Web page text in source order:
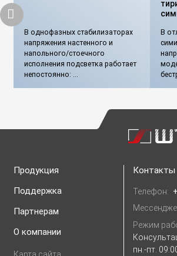
В однофазных стабилизаторах
напряжения настенного и
напольного/стоечного
исполнения подсветка работает
непостоянно: ...
В
Продукция
Поддержка
Партнерам
О компании
Контакты
Телефон:
Режим
пн.-пт.